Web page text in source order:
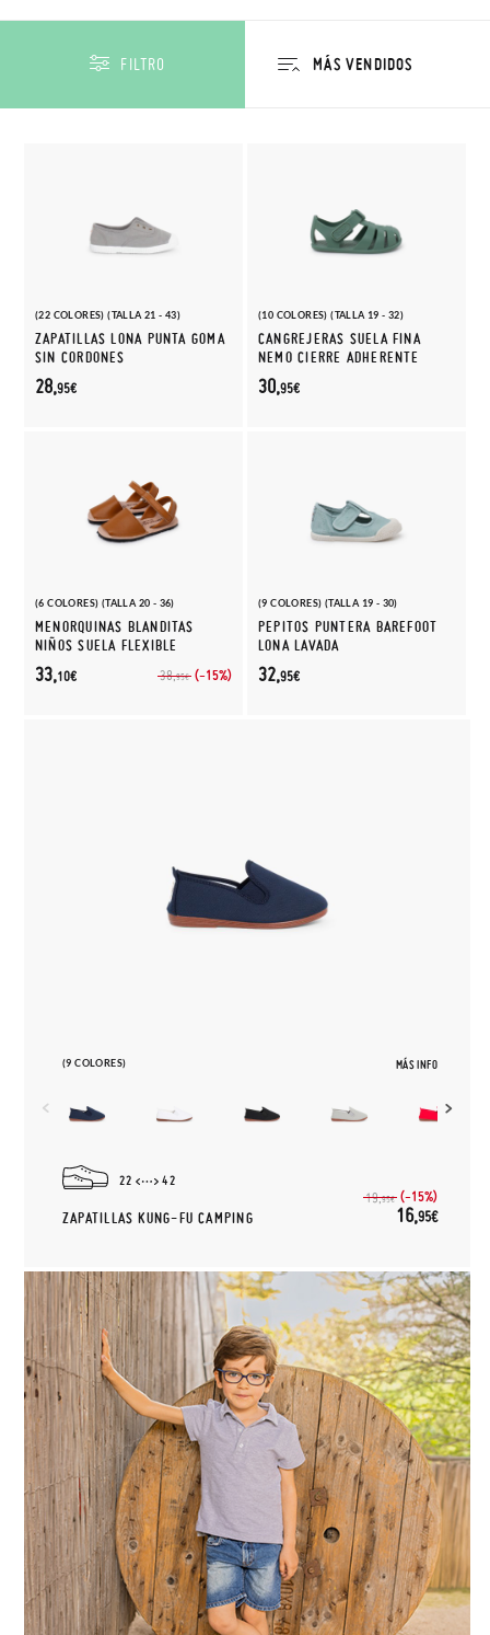
FILTRO
(22 COLORES) (TALLA 21 - 43)
ZAPATILLAS LONA PUNTA GOMA
SIN CORDONES
28,95€
(10 COLORES) (TALLA 19 - 32)
CANGREJERAS SUELA FINA
NEMO CIERRE ADHERENTE
30,95€
(6 COLORES) (TALLA 20 - 36)
MENORQUINAS BLANDITAS
NIÑOS SUELA FLEXIBLE
38,95€ (-15%)
33,10€
(9 COLORES) (TALLA 19 - 30)
PEPITOS PUNTERA BAREFOOT
LONA LAVADA
32,95€
(9 COLORES) MÁS INFO
22 42
ZAPATILLAS KUNG-FU CAMPING
19,95€ (-15%)
16,95€